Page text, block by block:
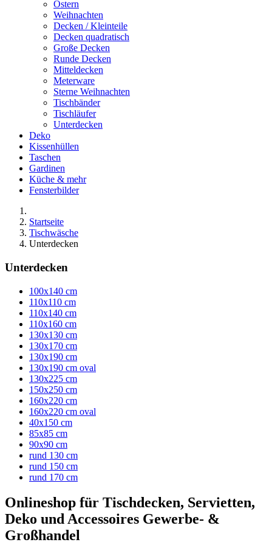
Ostern
Weihnachten
Decken / Kleinteile
Decken quadratisch
Große Decken
Runde Decken
Mitteldecken
Meterware
Sterne Weihnachten
Tischbänder
Tischläufer
Unterdecken
Deko
Kissenhüllen
Taschen
Gardinen
Küche & mehr
Fensterbilder
Startseite
Tischwäsche
Unterdecken
Unterdecken
100x140 cm
110x110 cm
110x140 cm
110x160 cm
130x130 cm
130x170 cm
130x190 cm
130x190 cm oval
130x225 cm
150x250 cm
160x220 cm
160x220 cm oval
40x150 cm
85x85 cm
90x90 cm
rund 130 cm
rund 150 cm
rund 170 cm
Onlineshop für Tischdecken, Servietten,
Deko und Accessoires Gewerbe- &
Großhandel